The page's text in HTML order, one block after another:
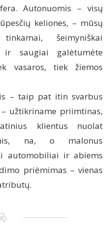
Autonuomis – visų
keliones, – mūsų
šeimyniškai
saugiai galėtumėte
vasaros, tiek žiemos
– taip pat itin svarbus
užtikriname priimtinas,
klientus nuolat
na, o malonus
automobiliai ir abiems
priėmimas – vienas